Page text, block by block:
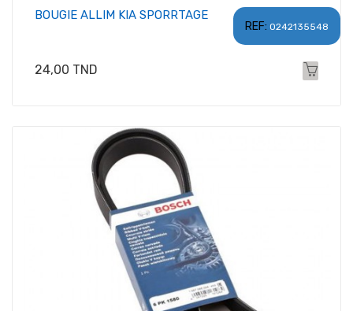
REF: 0242135548
BOUGIE ALLIM KIA SPORRTAGE
Prix
24,00 TND